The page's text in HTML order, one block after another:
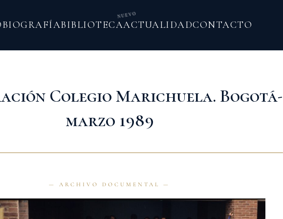
BIOGRAFÍABIBLIOTECA
NUEVO
ACTUALIDADCONTACTO
Colegio Marichuela. Bogotá-
marzo 1989